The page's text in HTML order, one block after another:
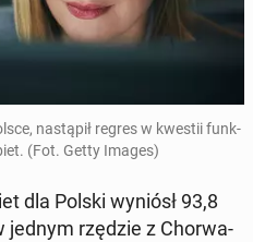
na­stą­pił regres w kwestii funk­
(Fot. Getty Images)
dla Polski wyniósł 93,8
jednym rzędzie z Chor­wa­